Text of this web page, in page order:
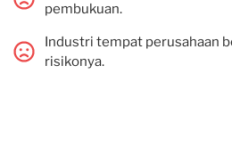
pembukuan.
Industri tempat perusahaan
risikonya.